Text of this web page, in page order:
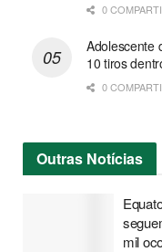
0
Adolescente
10 tiros
0
Outras Notícias
mil